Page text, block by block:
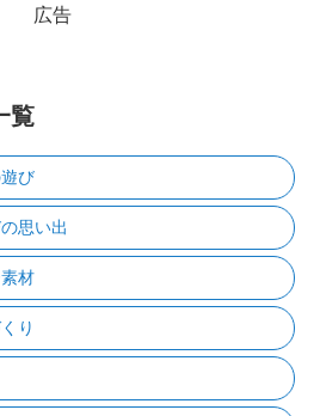
広告
覧
び
思い出
材
り